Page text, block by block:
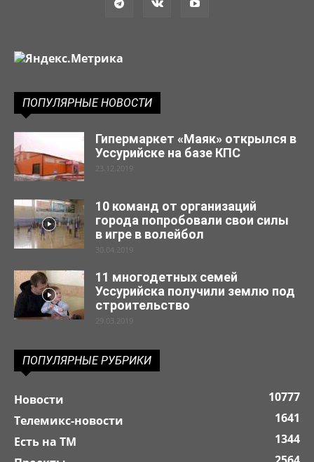
ПОПУЛЯРНЫЕ НОВОСТИ
Гипермаркет «Маяк» открылся в
Уссурийске на базе КПС
23.12.2019
10 команд от организаций
города попробовали свои силы
в игре в волейбол
30.04.2019
11 многодетных семей
Уссурийска получили землю под
строительство
29.03.2019
ПОПУЛЯРНЫЕ РУБРИКИ
Новости
10777
Телемикс-новости
1641
Есть на ТМ
1344